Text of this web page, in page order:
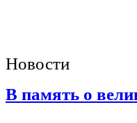
Новости
В память о